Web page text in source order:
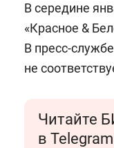
В середине
«Красное &
В пресс-
не
Читайте
в Telegram